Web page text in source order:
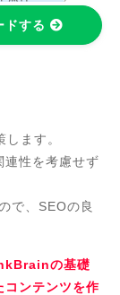
ドする
ます。
連性を考慮せず
で、SEOの良
の基礎
コンテンツを作